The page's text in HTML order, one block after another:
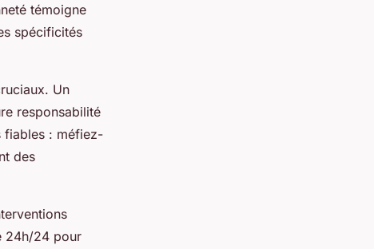
témoigne
spécificités
Un
responsabilité
fiables : méfiez-
des
24h/24 pour